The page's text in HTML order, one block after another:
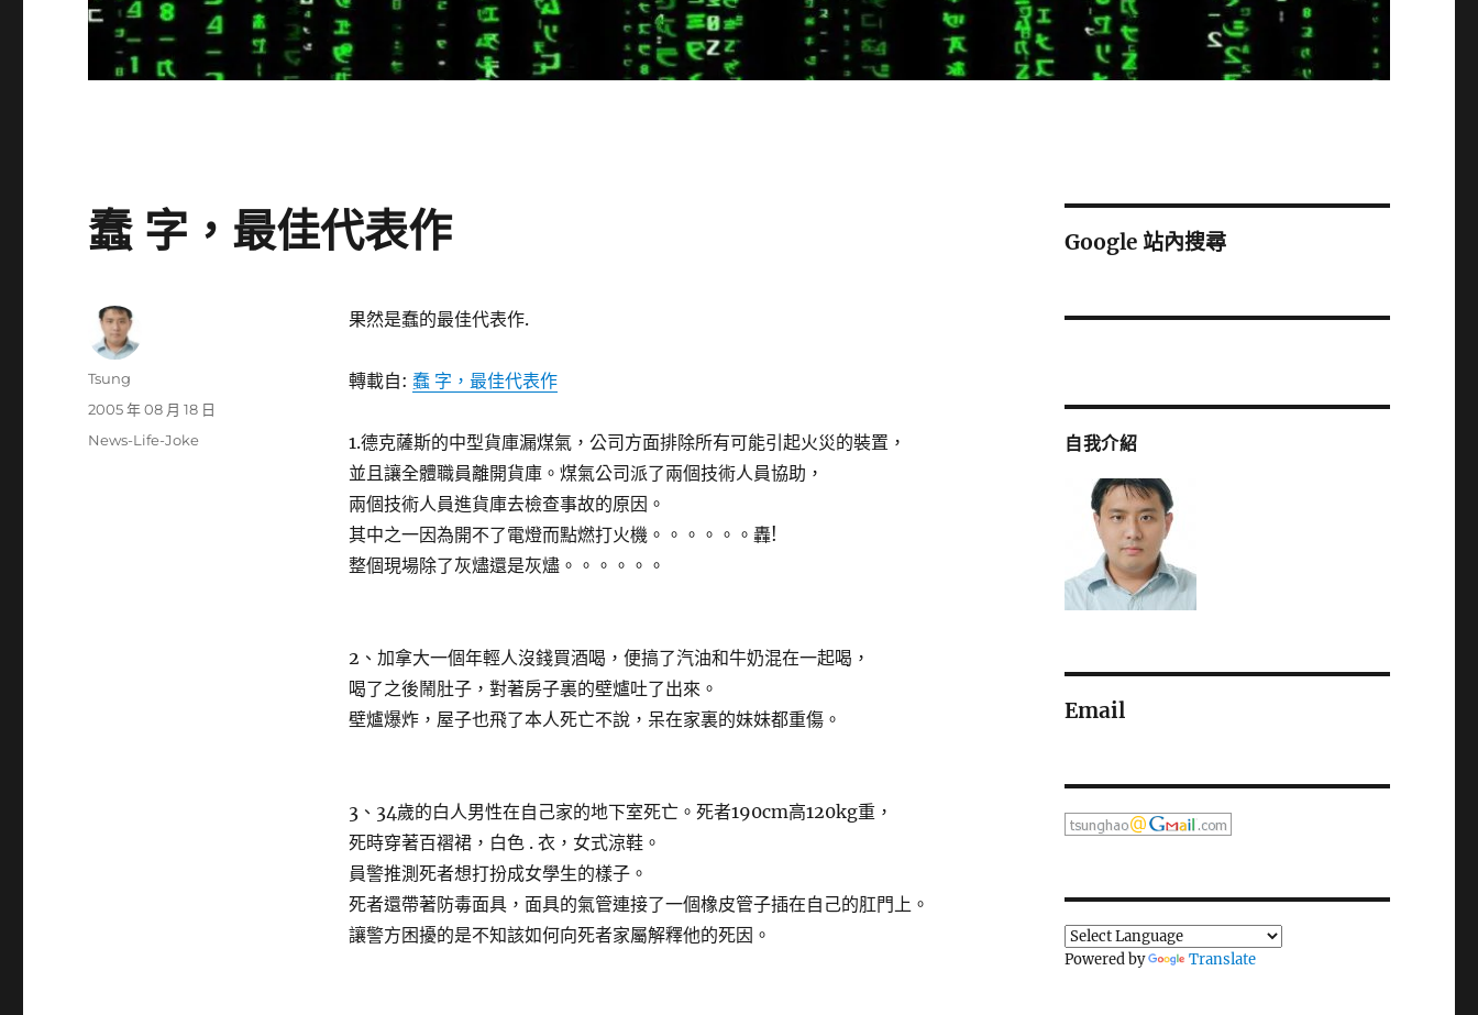
蠢 字，最佳代表作
果然是蠢的最佳代表作.
轉載自: 蠢 字，最佳代表作
1.德克薩斯的中型貨庫漏煤氣，公司方面排除所有可能引起火災的裝置，
並且讓全體職員離開貨庫。煤氣公司派了兩個技術人員協助，
兩個技術人員進貨庫去檢查事故的原因。
其中之一因為開不了電燈而點燃打火機。。。。。。轟!
整個現場除了灰燼還是灰燼。。。。。。
2、加拿大一個年輕人沒錢買酒喝，便搞了汽油和牛奶混在一起喝，
喝了之後鬧肚子，對著房子裏的壁爐吐了出來。
壁爐爆炸，屋子也飛了本人死亡不說，呆在家裏的妹妹都重傷。
3、34歲的白人男性在自己家的地下室死亡。死者190cm高120kg重，
死時穿著百褶裙，白色 . 衣，女式涼鞋。
員警推測死者想打扮成女學生的樣子。
死者還帶著防毒面具，面具的氣管連接了一個橡皮管子插在自己的肛門上。
讓警方困擾的是不知該如何向死者家屬解釋他的死因。
作
Tsung
發
2005 年 08 月 18 日
分
News-Life-Joke
Google 站內搜尋
自我介紹
Email
Powered by Translate